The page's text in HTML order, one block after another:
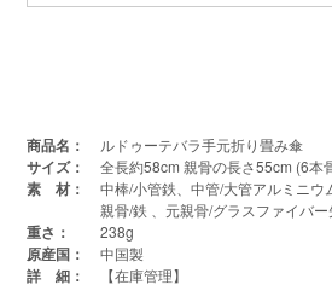
商品名： ルドゥーテバラ手元折り畳み傘
サイズ： 全長約58cm 親骨の長さ55cm (6本
素 材：
中棒/小管鉄、中管/大管アルミニウ
親骨/鉄 、元親骨/グラスファイバー
重さ： 238g
原産国： 中国製
詳 細：
【在庫管理】